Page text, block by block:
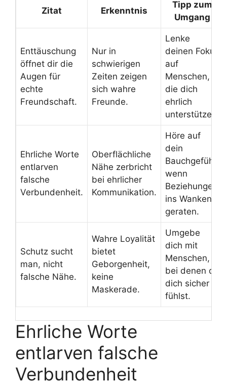
Zitat Erkenntnis
Tipp zum
Umgang
Enttäuschung
öffnet dir die
Augen für
echte
Freundschaft.
Nur in
schwierigen
Zeiten zeigen
sich wahre
Freunde.
Lenke
deinen Fokus
auf
Menschen,
die dich
ehrlich
unterstützen.
Ehrliche Worte
entlarven
falsche
Verbundenheit.
Oberflächliche
Nähe zerbricht
bei ehrlicher
Kommunikation.
Höre auf
dein
Bauchgefühl,
wenn
Beziehungen
ins Wanken
geraten.
Schutz sucht
man, nicht
falsche Nähe.
Wahre Loyalität
bietet
Geborgenheit,
keine
Maskerade.
Umgebe
dich mit
Menschen,
bei denen du
dich sicher
fühlst.
Ehrliche Worte
entlarven falsche
Verbundenheit